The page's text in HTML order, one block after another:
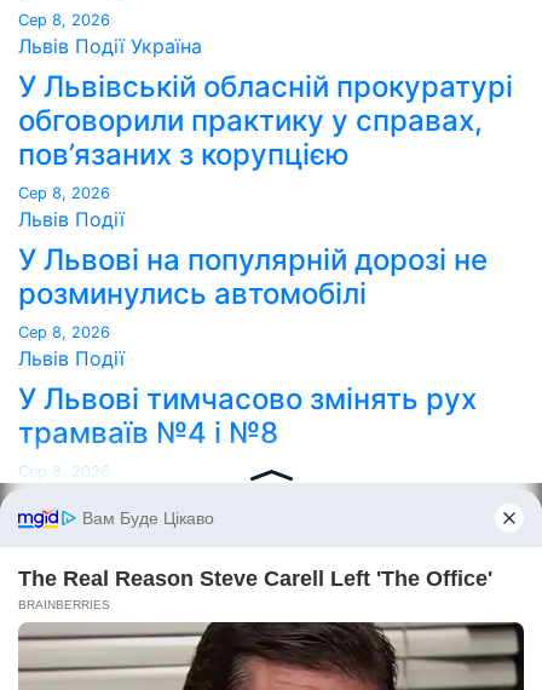
Сер 8, 2026
Львів Події Україна
У Львівській обласній прокуратурі
обговорили практику у справах,
пов’язаних з корупцією
Сер 8, 2026
Львів Події
У Львові на популярній дорозі не
розминулись автомобілі
Сер 8, 2026
Львів Події
У Львові тимчасово змінять рух
трамваїв №4 і №8
Сер 8, 2026
Сайт працює на WordPress|Тема:Newsesза
Themeansar.